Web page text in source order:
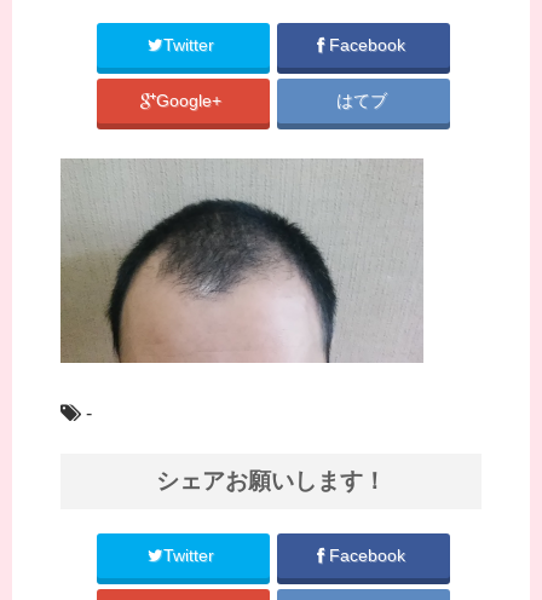
Twitter Facebook
Google+ はてブ
-
シェアお願いします！
Twitter Facebook